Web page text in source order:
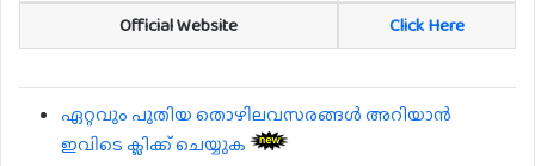
Official Website
Click Here
ഏറ്റവും പുതിയ തൊഴിലവസരങ്ങൾ അറിയാൻ
ഇവിടെ ക്ലിക്ക് ചെയ്യുക